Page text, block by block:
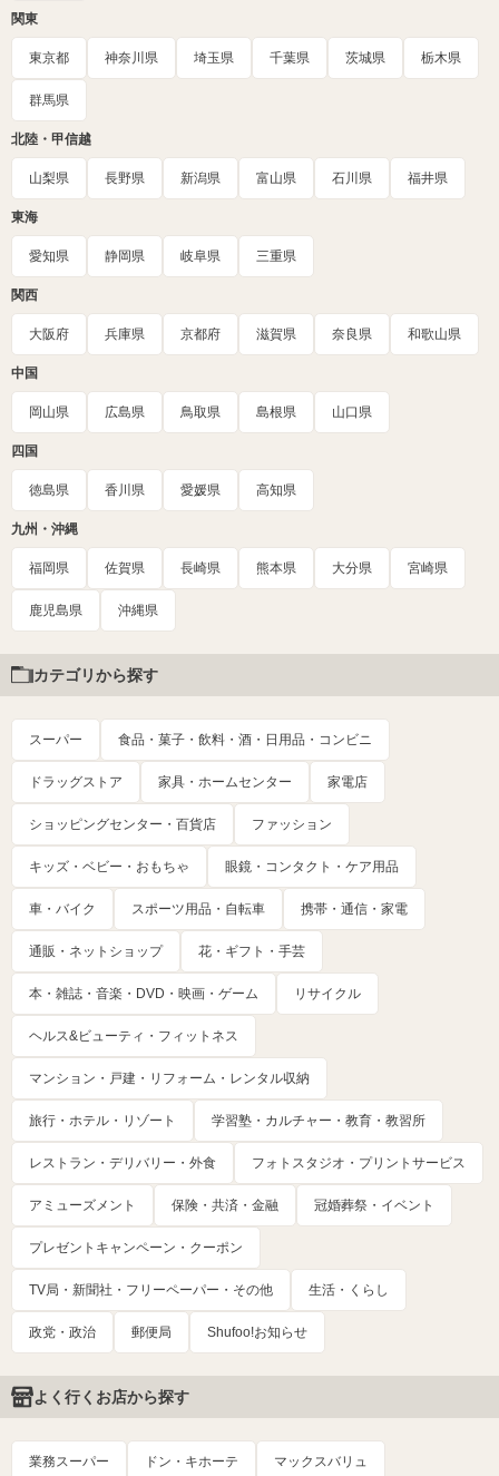
関東
東京都 神奈川県 埼玉県 千葉県 茨城県 栃木県
群馬県
北陸・甲信越
山梨県 長野県 新潟県 富山県 石川県 福井県
東海
愛知県 静岡県 岐阜県 三重県
関西
大阪府 兵庫県 京都府 滋賀県 奈良県 和歌山県
中国
岡山県 広島県 鳥取県 島根県 山口県
四国
徳島県 香川県 愛媛県 高知県
九州・沖縄
福岡県 佐賀県 長崎県 熊本県 大分県 宮崎県
鹿児島県 沖縄県
カテゴリから探す
スーパー 食品・菓子・飲料・酒・日用品・コンビニ
ドラッグストア 家具・ホームセンター 家電店
ショッピングセンター・百貨店 ファッション
キッズ・ベビー・おもちゃ 眼鏡・コンタクト・ケア用品
車・バイク スポーツ用品・自転車 携帯・通信・家電
通販・ネットショップ 花・ギフト・手芸
本・雑誌・音楽・DVD・映画・ゲーム リサイクル
ヘルス&ビューティ・フィットネス
マンション・戸建・リフォーム・レンタル収納
旅行・ホテル・リゾート 学習塾・カルチャー・教育・教習所
レストラン・デリバリー・外食 フォトスタジオ・プリントサービス
アミューズメント 保険・共済・金融 冠婚葬祭・イベント
プレゼントキャンペーン・クーポン
TV局・新聞社・フリーペーパー・その他 生活・くらし
政党・政治 郵便局 Shufoo!お知らせ
よく行くお店から探す
業務スーパー ドン・キホーテ マックスバリュ